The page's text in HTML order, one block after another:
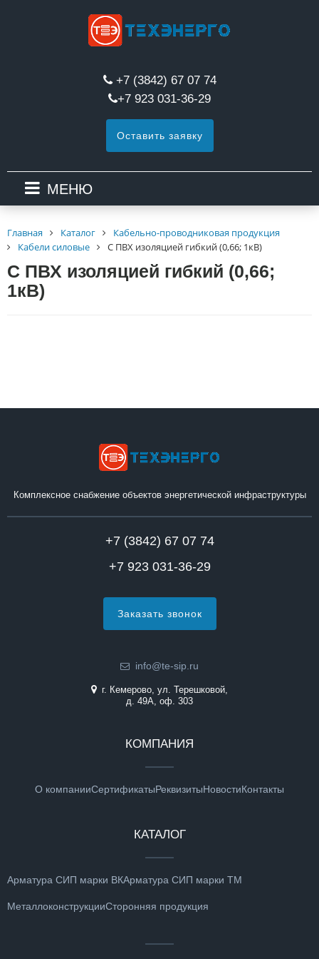
+7 (3842) 67 07 74
+7 923 031-36-29
Оставить заявку
МЕНЮ
Главная Каталог
Кабельно-проводниковая продукция
Кабели силовые
С ПВХ изоляцией гибкий (0,66; 1кВ)
С ПВХ изоляцией гибкий (0,66;
1кВ)
Комплексное снабжение объектов энергетической инфраструктуры
+7 (3842) 67 07 74
+7 923 031-36-29
Заказать звонок
info@te-sip.ru
г. Кемерово, ул. Терешковой,
д. 49А, оф. 303
КОМПАНИЯ
О компанииСертификатыРеквизитыНовостиКонтакты
КАТАЛОГ
Арматура СИП марки ВКАрматура СИП марки ТМ
МеталлоконструкцииСторонняя продукция